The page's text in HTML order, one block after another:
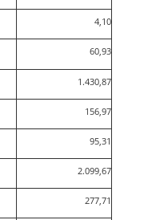
4,10
60,93
1.430,87
156,97
95,31
2.099,67
277,71